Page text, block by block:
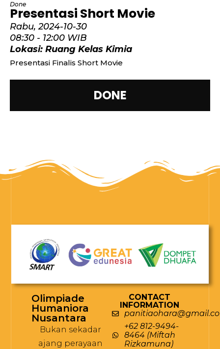
Done
Presentasi Short Movie
Rabu, 2024-10-30
08:30 - 12:00 WIB
Lokasi: Ruang Kelas Kimia
Presentasi Finalis Short Movie
DONE
Olimpiade
Humaniora
Nusantara
Bukan sekadar
ajang perayaan
CONTACT
INFORMATION
+62 812-9494-
8464 (Miftah
Rizkamuna)